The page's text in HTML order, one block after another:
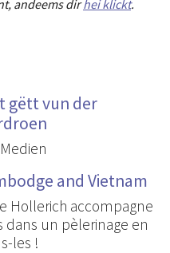
andeems dirhei klickt.
gëtt vun der
and Vietnam
Hollerich accompagne
dans un pèlerinage en
les !